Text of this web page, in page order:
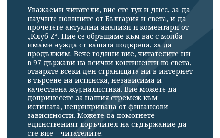
Уважаеми читатели, вие сте тук и днес, за да
научите новините от България и света, и да
прочетете актуални анализи и коментари от
„Клуб Z“. Ние се обръщаме към вас с молба –
имаме нужда от вашата подкрепа, за да
продължим. Вече години вие, читателите ни
в 97 държави на всички континенти по света,
отваряте всеки ден страницата ни в интернет
в търсене на истинска, независима и
качествена журналистика. Вие можете да
допринесете за нашия стремеж към
истината, неприкривана от финансови
зависимости. Можете да помогнете
единственият поръчител на съдържание да
сте вие – читателите.